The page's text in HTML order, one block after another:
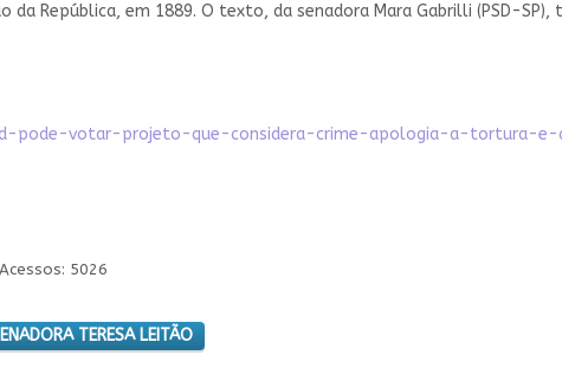
da República, em 1889. O texto, da senadora Mara Gabrilli (PSD-
pode-votar-projeto-que-considera-crime-apologia-a-tortura-
Acessos: 5026
TERESA LEITÃO